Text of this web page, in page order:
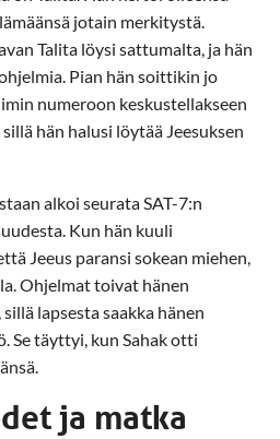
jotain merkitystä.
Talita löysi sattumalta, ja hän
Pian hän soittikin jo
numeroon keskustellakseen
hän halusi löytää Jeesuksen
alkoi seurata SAT-7:n
Kun hän kuuli
Jeeus paransi sokean miehen,
Ohjelmat toivat hänen
lapsesta saakka hänen
Se täyttyi, kun Sahak otti
ja matka